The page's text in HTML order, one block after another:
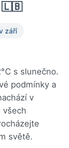
🇱🇧
září
s slunečno.
podmínky a
v
světě.